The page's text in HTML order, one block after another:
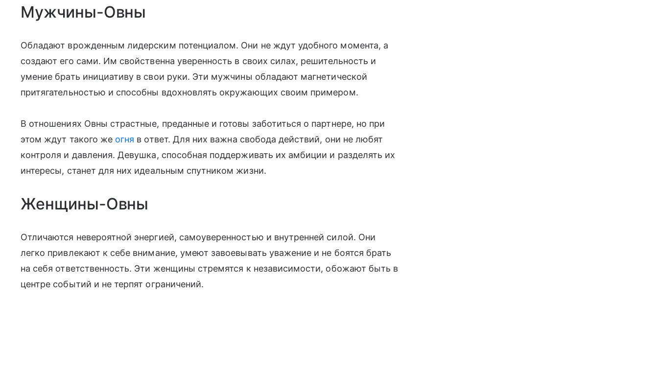
Мужчины-Овны
Обладают врожденным лидерским потенциалом. Они не ждут удобного момента, а
создают его сами. Им свойственна уверенность в своих силах, решительность и
умение брать инициативу в свои руки. Эти мужчины обладают магнетической
притягательностью и способны вдохновлять окружающих своим примером.
В отношениях Овны страстные, преданные и готовы заботиться о партнере, но при
этом ждут такого же огня в ответ. Для них важна свобода действий, они не любят
контроля и давления. Девушка, способная поддерживать их амбиции и разделять их
интересы, станет для них идеальным спутником жизни.
Женщины-Овны
Отличаются невероятной энергией, самоуверенностью и внутренней силой. Они
легко привлекают к себе внимание, умеют завоевывать уважение и не боятся брать
на себя ответственность. Эти женщины стремятся к независимости, обожают быть в
центре событий и не терпят ограничений.